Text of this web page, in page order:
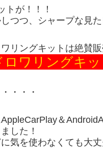
トが！！！
つつ、シャープな見
リングキットは絶賛
ワリングキ
・・・
＆
した！
気を使わなくても大丈